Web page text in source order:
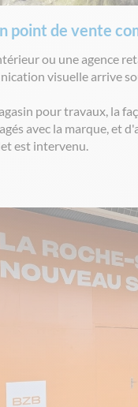
point de vente
ou une agence
visuelle arrive
pour travaux, la
avec la marque,
est intervenu.